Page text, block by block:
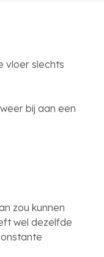
vloer slechts
bij aan een
zou kunnen
wel dezelfde